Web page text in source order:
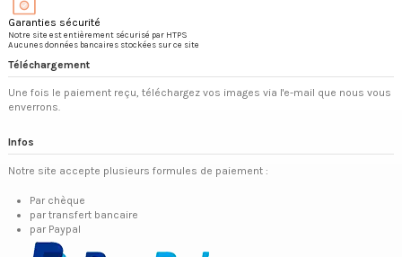
Garanties sécurité
Notre site est entièrement sécurisé par HTPS
Aucunes données bancaires stockées sur ce site
Téléchargement
Une fois le paiement reçu, téléchargez vos images via l'e-mail que nous vous
enverrons.
Infos
Notre site accepte plusieurs formules de paiement :
Par chèque
par transfert bancaire
par Paypal